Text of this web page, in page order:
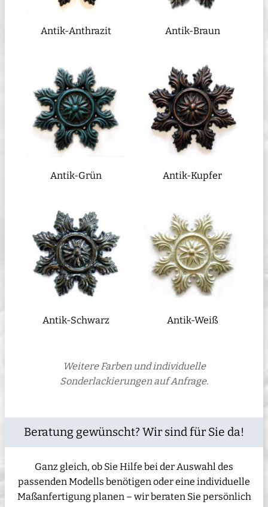
Antik-Anthrazit Antik-Braun
Antik-Grün Antik-Kupfer
Antik-Schwarz Antik-Weiß
Weitere Farben und individuelle
Sonderlackierungen auf Anfrage.
Beratung gewünscht? Wir sind für Sie da!
Ganz gleich, ob Sie Hilfe bei der Auswahl des
passenden Modells benötigen oder eine individuelle
Maßanfertigung planen – wir beraten Sie persönlich